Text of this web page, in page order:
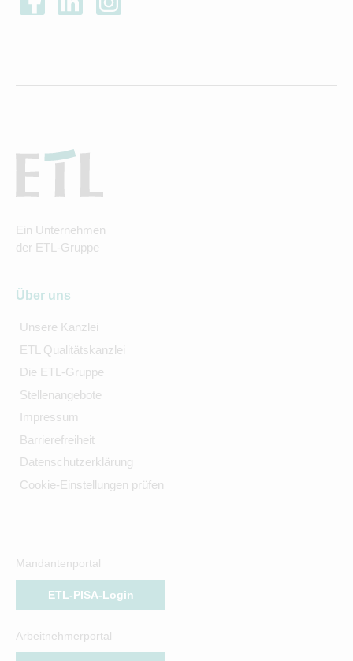
Ein Unternehmen
der ETL-Gruppe
Über uns
Unsere Kanzlei
ETL Qualitätskanzlei
Die ETL-Gruppe
Stellenangebote
Impressum
Barrierefreiheit
Datenschutzerklärung
Cookie-Einstellungen prüfen
Mandantenportal
ETL-PISA-Login
Arbeitnehmerportal